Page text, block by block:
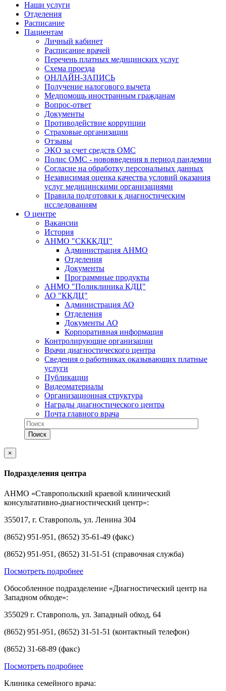
Наши услуги
Отделения
Расписание
Пациентам
Личный кабинет
Расписание врачей
Перечень платных медицинских услуг
Схема проезда
ОНЛАЙН-ЗАПИСЬ
Получение налогового вычета
Медпомощь иностранным гражданам
Вопрос-ответ
Документы
Противодействие коррупции
Страховые организации
Отзывы
ЭКО за счет средств ОМС
Полис ОМС - нововведения в период пандемии
Согласие на обработку персональных данных
Независимая оценка качества условий оказания
услуг медицинскими организациями
Правила подготовки к диагностическим
исследованиям
О центре
Вакансии
История
АНМО "СКККДЦ"
Администрация АНМО
Отделения
Документы
Программные продукты
АНМО "Поликлиника КДЦ"
АО "ККДЦ"
Администрация АО
Отделения
Документы АО
Корпоративная информация
Контролирующие организации
Врачи диагностического центра
Сведения о работниках оказывающих платные
услуги
Публикации
Видеоматериалы
Организационная структура
Награды диагностического центра
Почта главного врача
×
Подразделения центра
АНМО «Ставропольский краевой клинический
консультативно-диагностический центр»:
355017, г. Ставрополь, ул. Ленина 304
(8652) 951-951, (8652) 35-61-49 (факс)
(8652) 951-951, (8652) 31-51-51 (справочная служба)
Посмотреть подробнее
Обособленное подразделение «Диагностический центр на
Западном обходе»:
355029 г. Ставрополь, ул. Западный обход, 64
(8652) 951-951, (8652) 31-51-51 (контактный телефон)
(8652) 31-68-89 (факс)
Посмотреть подробнее
Клиника семейного врача: